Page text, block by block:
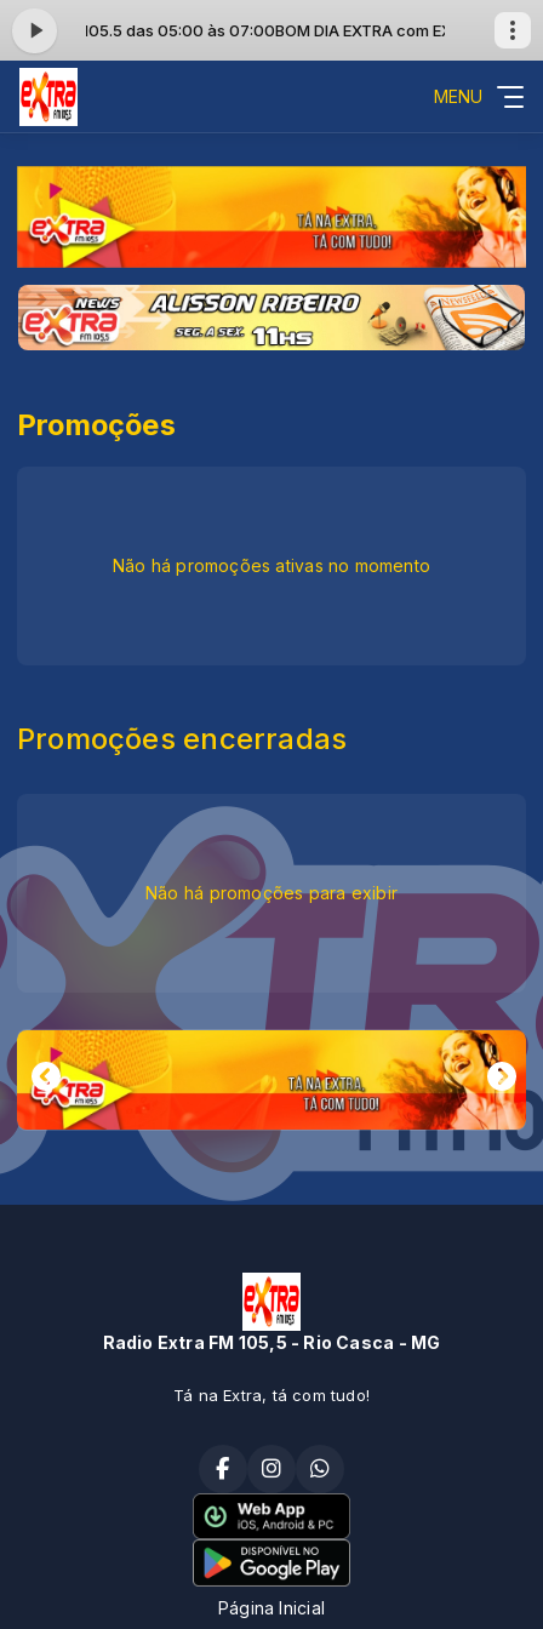
FM 105.5 das 05:00 às 07:00BOM DIA EXTRA com EXTRA FM
MENU
Promoções
Não há promoções ativas no momento
Promoções encerradas
Não há promoções para exibir
Radio Extra FM 105,5 - Rio Casca - MG
Tá na Extra, tá com tudo!
Página Inicial